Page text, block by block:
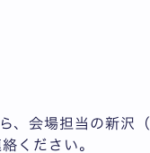
、会場担当の新
ください。